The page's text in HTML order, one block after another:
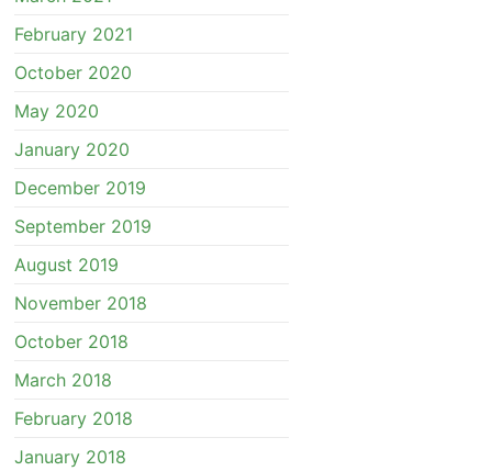
February 2021
October 2020
May 2020
January 2020
December 2019
September 2019
August 2019
November 2018
October 2018
March 2018
February 2018
January 2018